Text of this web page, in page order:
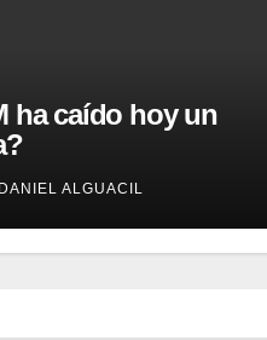
ha caído hoy un
DANIEL ALGUACIL